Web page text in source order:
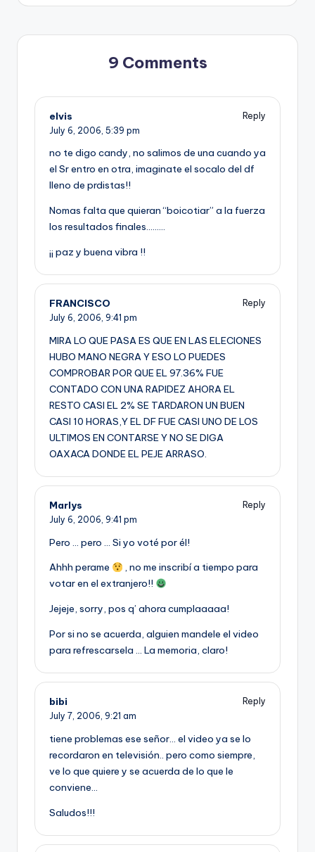
9 Comments
elvis
Reply
July 6, 2006, 5:39 pm
no te digo candy, no salimos de una cuando ya
el Sr entro en otra, imaginate el socalo del df
lleno de prdistas!!
Nomas falta que quieran “boicotiar” a la fuerza
los resultados finales………
¡¡ paz y buena vibra !!
FRANCISCO
Reply
July 6, 2006, 9:41 pm
MIRA LO QUE PASA ES QUE EN LAS ELECIONES
HUBO MANO NEGRA Y ESO LO PUEDES
COMPROBAR POR QUE EL 97.36% FUE
CONTADO CON UNA RAPIDEZ AHORA EL
RESTO CASI EL 2% SE TARDARON UN BUEN
CASI 10 HORAS,Y EL DF FUE CASI UNO DE LOS
ULTIMOS EN CONTARSE Y NO SE DIGA
OAXACA DONDE EL PEJE ARRASO.
Marlys
Reply
July 6, 2006, 9:41 pm
Pero … pero … Si yo voté por él!
Ahhh perame
, no me inscribí­ a tiempo para
votar en el extranjero!!
Jejeje, sorry, pos q’ ahora cumplaaaaa!
Por si no se acuerda, alguien mandele el video
para refrescarsela … La memoria, claro!
bibi
Reply
July 7, 2006, 9:21 am
tiene problemas ese señor… el video ya se lo
recordaron en televisión.. pero como siempre,
ve lo que quiere y se acuerda de lo que le
conviene…
Saludos!!!